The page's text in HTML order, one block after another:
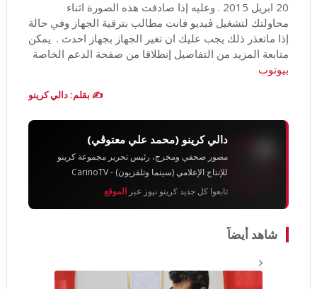
20 ابريل 2015 . وعليه إذا صادفت هذه الصورة اثناء
محاولتك لتشغيل ڤيديو فانت مطالب بترقية الجهاز وفي حالة
إذا ماتعذر ذلك يجب عليك ان تغير الجهاز بجهاز احدث . يمكن
متابعة المزيد من التفاصيل إنطلاقا من صفحة الدعم الخاصة
بيوتوب
✍️ بقلم: دالي كرينو
دالي كرينو (محمد علي معتوڨي)
مصور صحفي ومخرج، رئيس تحرير مجموعة كرينو
للإنتاج الإعلامي (سينما وتلفزيون) - CarinoTV
تابعوا كل جديد كرينو نيوز عبر الموقع
شاهد أيضاً